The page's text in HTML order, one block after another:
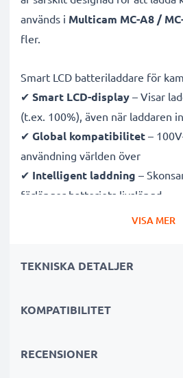
används i Multicam MC-A8 /
fler.
Smart LCD batteriladdare för
✔ Smart LCD-display – Visar
(t.ex. 100%), även när laddaren
✔ Global kompatibilitet –
användning världen över
✔ Intelligent laddning –
förlänger batteriets livslängd
Certifierad säkerhet– CE-
✔Kompakt & lätt – Perfekt
laddningskabel och strömadapter
VISA MER
TEKNISKA DETALJER
KOMPATIBILITET
RECENSIONER